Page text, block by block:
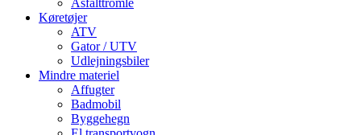
Asfalttromle
Køretøjer
ATV
Gator / UTV
Udlejningsbiler
Mindre materiel
Affugter
Badmobil
Byggehegn